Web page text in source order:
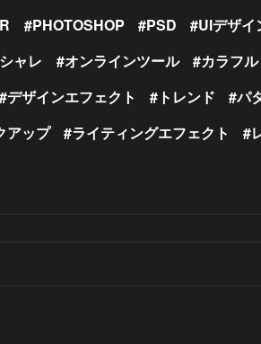
PHOTOSHOP PSD UIデザイ
ャレ オンラインツール カラフル
デザインエフェクト トレンド パ
アップ ライティングエフェクト